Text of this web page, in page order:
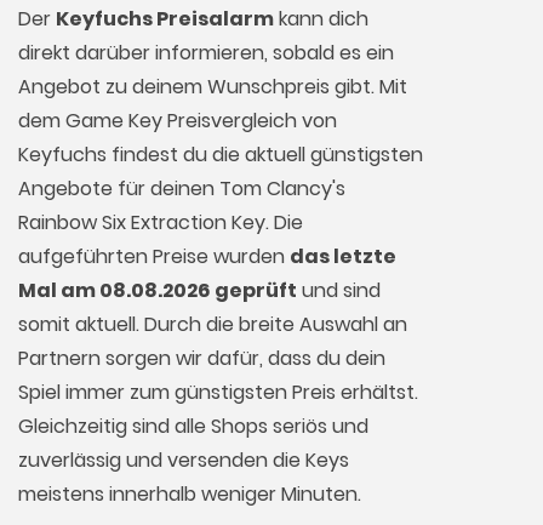
Der Keyfuchs Preisalarmkann dich
direkt darüber informieren, sobald es ein
Angebot zu deinem Wunschpreis gibt. Mit
dem Game Key Preisvergleich von
Keyfuchs findest du die aktuell günstigsten
Angebote für deinen Tom Clancy's
Rainbow Six Extraction Key. Die
aufgeführten Preise wurden das letzte
Mal am 08.08.2026 geprüft und sind
somit aktuell. Durch die breite Auswahl an
Partnern sorgen wir dafür, dass du dein
Spiel immer zum günstigsten Preis erhältst.
Gleichzeitig sind alle Shops seriös und
zuverlässig und versenden die Keys
meistens innerhalb weniger Minuten.